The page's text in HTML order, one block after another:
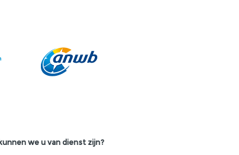
we u van dienst zijn?